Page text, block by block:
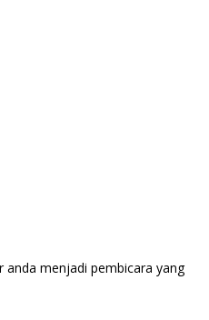
anda menjadi pembicara yang